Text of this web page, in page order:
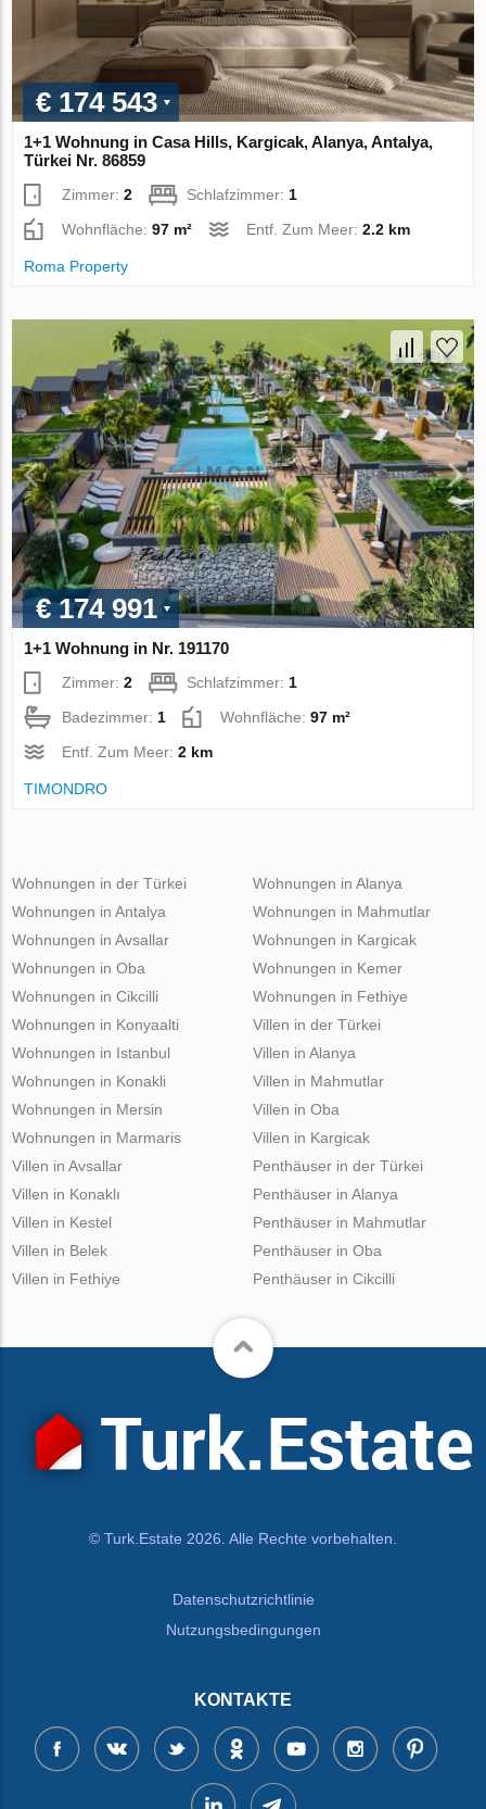
€ 174 543
1+1 Wohnung in Casa Hills, Kargicak, Alanya, Antalya,
Türkei Nr. 86859
Zimmer:2 Schlafzimmer: 1
Wohnfläche:97 m² Entf. Zum Meer:2.2 km
Roma Property
€ 174 991
1+1 Wohnung in Nr. 191170
Zimmer:2 Schlafzimmer: 1
Badezimmer: 1 Wohnfläche:97 m²
Entf. Zum Meer:2 km
TIMONDRO
Wohnungen in der Türkei
Wohnungen in Antalya
Wohnungen in Avsallar
Wohnungen in Oba
Wohnungen in Cikcilli
Wohnungen in Alanya
Wohnungen in Mahmutlar
Wohnungen in Kargicak
Wohnungen in Kemer
Wohnungen in Fethiye
Wohnungen in Konyaalti
Wohnungen in Istanbul
Wohnungen in Konakli
Wohnungen in Mersin
Wohnungen in Marmaris
Villen in der Türkei
Villen in Alanya
Villen in Mahmutlar
Villen in Oba
Villen in Kargicak
Villen in Avsallar
Villen in Konaklı
Villen in Kestel
Villen in Belek
Villen in Fethiye
Penthäuser in der Türkei
Penthäuser in Alanya
Penthäuser in Mahmutlar
Penthäuser in Oba
Penthäuser in Cikcilli
© Turk.Estate 2026. Alle Rechte vorbehalten.
Datenschutzrichtlinie
Nutzungsbedingungen
KONTAKTE